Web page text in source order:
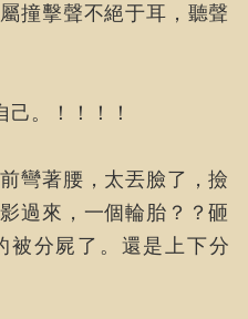
撞擊聲不絕于耳，聽聲
。！！！！
彎著腰，太丟臉了，撿
過來，一個輪胎？？砸
被分屍了。還是上下分